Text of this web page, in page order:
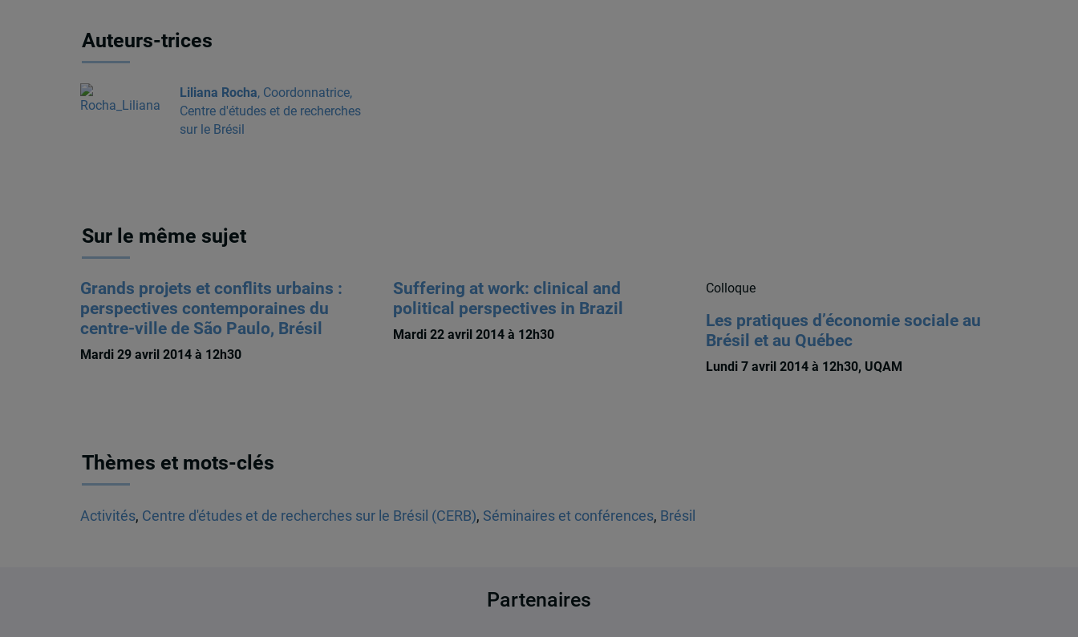
Auteurs-trices
Liliana Rocha, Coordonnatrice,
Centre d'études et de recherches
sur le Brésil
Sur le même sujet
Grands projets et conflits urbains :
perspectives contemporaines du
centre-ville de São Paulo, Brésil
Mardi 29 avril 2014 à 12h30
Suffering at work: clinical and
political perspectives in Brazil
Mardi 22 avril 2014 à 12h30
Colloque
Les pratiques d’économie sociale au
Brésil et au Québec
Lundi 7 avril 2014 à 12h30, UQAM
Thèmes et mots-clés
Activités, Centre d'études et de recherches sur le Brésil (CERB), Séminaires et conférences, Brésil
Partenaires